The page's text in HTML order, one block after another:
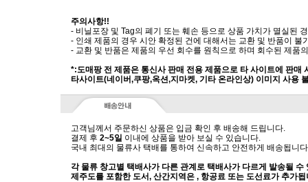
주의사항!!
- 비닐포장 및 Tag의 폐기 또는 훼손 등으로 상품 가치가 멸실된
- 인쇄 제품의 경우 시안 확정된 건에 대해서는 교환 및 반품이 불
- 교환 및 반품은 제품의 우선 회수를 원칙으로 하며 회수된 제품
*:도매팡 전 제품은 통신사 판매 전용 제품으로 타 사이트에 판매
타사이트(네이버,쿠팡,옥션,지마켓, 기타 온라인상) 이미지 사용
고객님께서 주문하신 상품은 입금 확인 후 배송해 드립니다.
결제 후 2~5일 이내에 상품을 받아 보실 수 있습니다.
국내 최대의 물류사 택배를 통하여 신속하고 안전하게 배송됩니
각 물류 창고별 택배사가 다른 관계로 택배사가 다르게 발송될 수
제주도를 포함한 도서, 산간지역은 , 항공료 또는 도선료가 추가됩